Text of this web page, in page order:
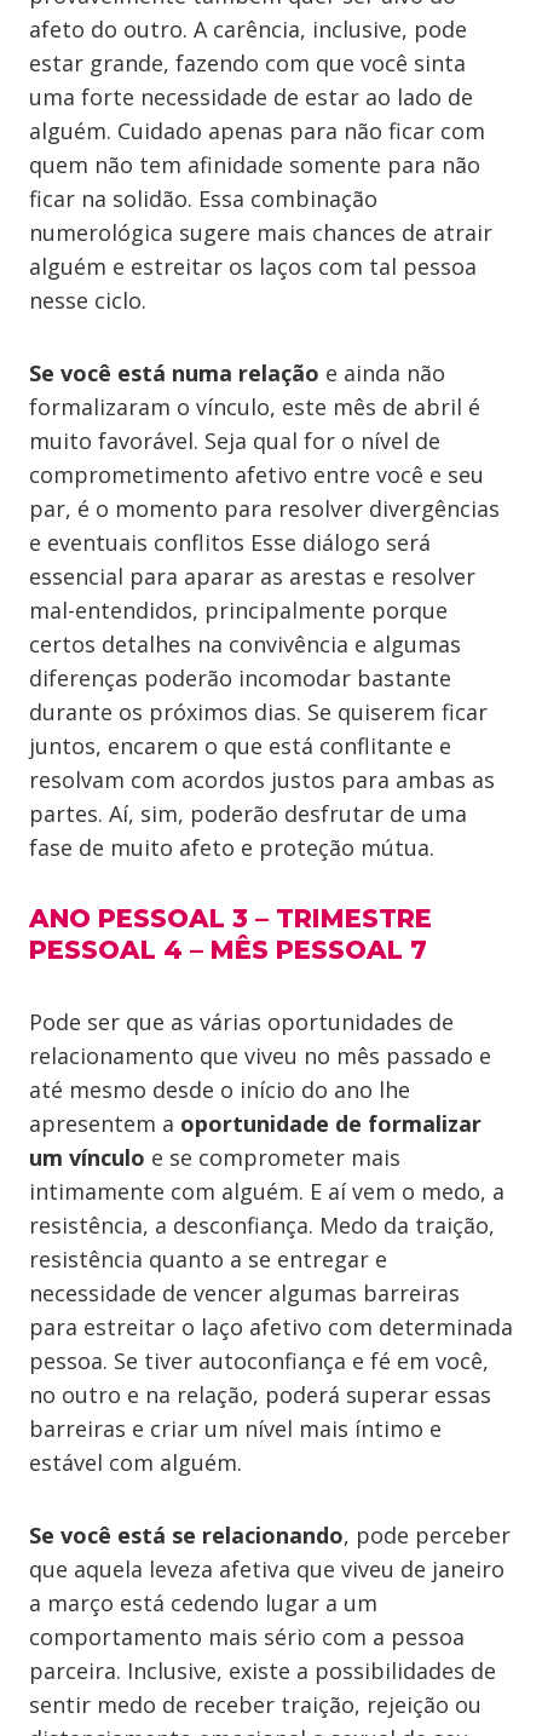
afeto do outro. A carência, inclusive, pode
estar grande, fazendo com que você sinta
uma forte necessidade de estar ao lado de
alguém. Cuidado apenas para não ficar com
quem não tem afinidade somente para não
ficar na solidão. Essa combinação
numerológica sugere mais chances de atrair
alguém e estreitar os laços com tal pessoa
nesse ciclo.
Se você está numa relação e ainda não
formalizaram o vínculo, este mês de abril é
muito favorável. Seja qual for o nível de
comprometimento afetivo entre você e seu
par, é o momento para resolver divergências
e eventuais conflitos Esse diálogo será
essencial para aparar as arestas e resolver
mal-entendidos, principalmente porque
certos detalhes na convivência e algumas
diferenças poderão incomodar bastante
durante os próximos dias. Se quiserem ficar
juntos, encarem o que está conflitante e
resolvam com acordos justos para ambas as
partes. Aí, sim, poderão desfrutar de uma
fase de muito afeto e proteção mútua.
ANO PESSOAL 3 – TRIMESTRE
PESSOAL 4 – MÊS PESSOAL 7
Pode ser que as várias oportunidades de
relacionamento que viveu no mês passado e
até mesmo desde o início do ano lhe
apresentem a oportunidade de formalizar
um vínculo e se comprometer mais
intimamente com alguém. E aí vem o medo, a
resistência, a desconfiança. Medo da traição,
resistência quanto a se entregar e
necessidade de vencer algumas barreiras
para estreitar o laço afetivo com determinada
pessoa. Se tiver autoconfiança e fé em você,
no outro e na relação, poderá superar essas
barreiras e criar um nível mais íntimo e
estável com alguém.
Se você está se relacionando, pode perceber
que aquela leveza afetiva que viveu de janeiro
a março está cedendo lugar a um
comportamento mais sério com a pessoa
parceira. Inclusive, existe a possibilidades de
sentir medo de receber traição, rejeição ou